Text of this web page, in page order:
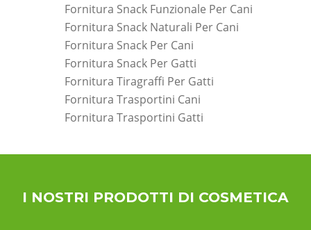
Fornitura Snack Funzionale Per Cani
Fornitura Snack Naturali Per Cani
Fornitura Snack Per Cani
Fornitura Snack Per Gatti
Fornitura Tiragraffi Per Gatti
Fornitura Trasportini Cani
Fornitura Trasportini Gatti
I NOSTRI PRODOTTI DI COSMETICA